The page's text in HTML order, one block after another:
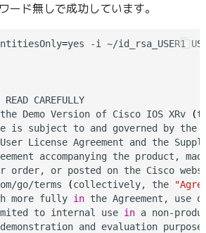
ード無しで成功しています。
=yes -i ~/id_rsa_USER1
CAREFULLY
Demo Version of Cisco IOS XRv
(
is subject to and governed by the
License Agreement and the
order, or posted on the Cisco
go/terms
(collectively, the
more fully in the Agreement, use
to internal use in a non-
and evaluation